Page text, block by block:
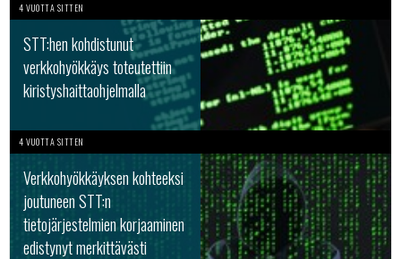
4 VUOTTA SITTEN
STT:hen kohdistunut
verkkohyökkäys toteutettiin
kiristyshaittaohjelmalla
4 VUOTTA SITTEN
Verkkohyökkäyksen kohteeksi
joutuneen STT:n
tietojärjestelmien korjaaminen
edistynyt merkittävästi